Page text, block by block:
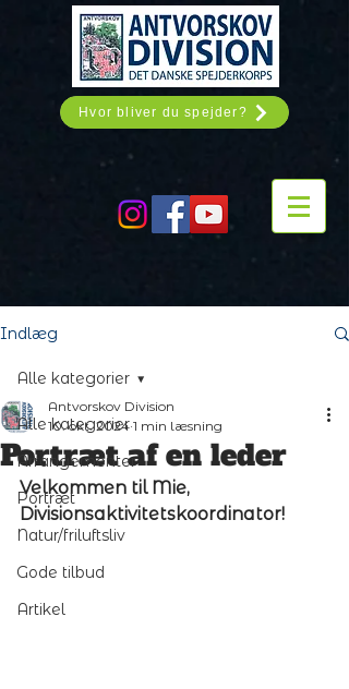
Hvor bliver du spejder?
Indlæg
Alle kategorier
Arrangementer
Portræt
Natur/friluftsliv
Gode tilbud
Artikel
Alle kategorier
Portræt af en leder
Antvorskov Division
10. okt. 2024 1 min læsning
Velkommen til Mie,
Divisionsaktivitetskoordinator!